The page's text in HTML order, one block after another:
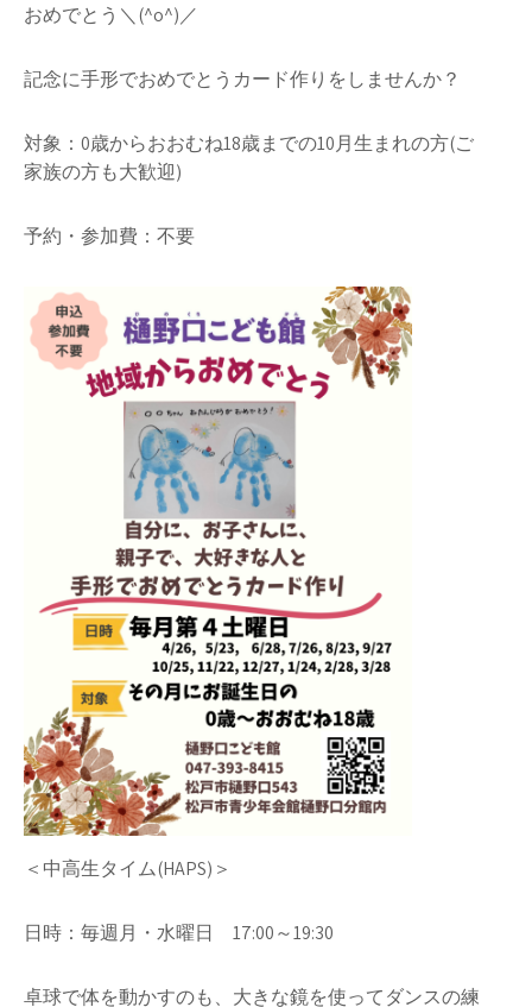
おめでとう＼(^o^)／
記念に手形でおめでとうカード作りをしませんか？
対象：0歳からおおむね18歳までの10月生まれの方(ご
家族の方も大歓迎)
予約・参加費：不要
＜中高生タイム(HAPS)＞
日時：毎週月・水曜日 17:00～19:30
卓球で体を動かすのも、大きな鏡を使ってダンスの練